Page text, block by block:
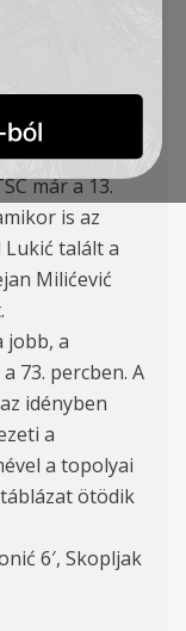
arányban a
fordulójában.
és
már a 13.
is az
talált a
Milićević
jobb, a
73. percben. A
idényben
a
a topolyai
ötödik
6′, Skopljak